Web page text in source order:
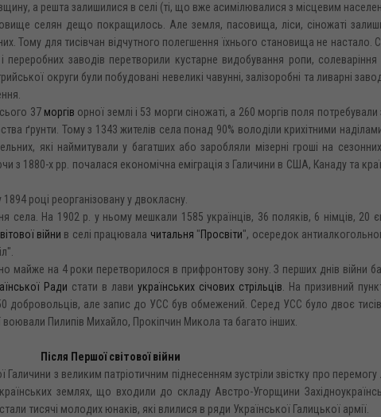
а решта залишилися в селі (ті, що вже асимілювалися з місцевим
селян дещо покращилось. Але земля, пасовища, ліси, сіножаті
Тому для тисівчан відчутного полегшення їхнього становища не настало.
заводів перетворили кустарне видобування ропи,
округи були побудовані невеликі чавунні, залізоробні та ливарні
37 моргів орної землі і 53 морги сіножаті, а 260 моргів поля потребували
ґрунти. Тому з 1343 жителів села понад 90% володіли крихітними
які наймитували у багатших або заробляли мізерні гроші на
з 1880-х рр. почалася економічна еміграція з Галичини в США, Канаду та
році реорганізовану у двокласну.
На 1902 р. у ньому мешкали 1585 українців, 36 поляків, 6 німців, 20
війни в селі працювала читальня "Просвіти", осередок
майже на 4 роки перетворилося в прифронтову зону. З перших днів війни
Ради стати в лави українських січових стрільців . На призивний
добровольців, але запис до УСС був обмежений. Серед УСС було двоє
воювали Пилипів Михайло, Прокіпчин Микола та багато інших.
Після Першої світової війни
Галичини з великим патріотичним піднесенням зустріли звістку про
землях, що входили до складу Австро-Угорщини
тисячі молодих юнаків, які влилися в ряди Української Галицької армії.